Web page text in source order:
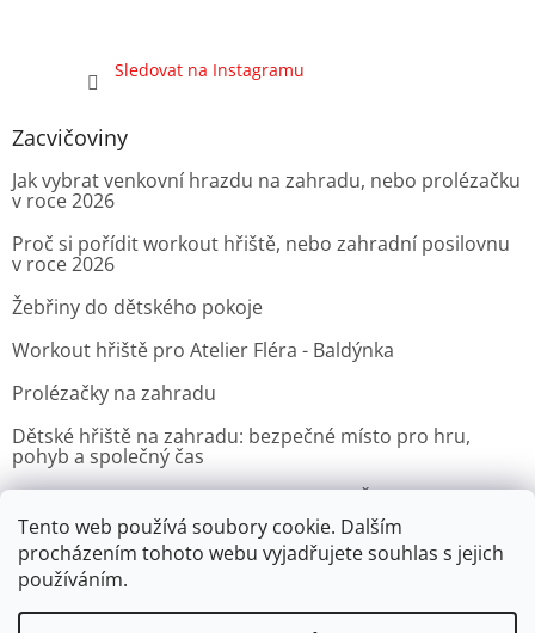
Tento web používá soubory cookie. Dalším
procházením tohoto webu vyjadřujete souhlas s jejich
používáním.
Sledovat na Instagramu
Zacvičoviny
Jak vybrat venkovní hrazdu na zahradu, nebo prolézačku
v roce 2026
Proč si pořídit workout hřiště, nebo zahradní posilovnu
v roce 2026
Žebřiny do dětského pokoje
Workout hřiště pro Atelier Fléra - Baldýnka
Prolézačky na zahradu
Dětské hřiště na zahradu: bezpečné místo pro hru,
pohyb a společný čas
Venkovní posilovna pro Velvyslanectví Čínské lidové
republiky v Praze
ARCHIV